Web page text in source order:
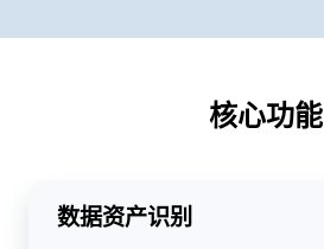
核心功能
数据资产识别